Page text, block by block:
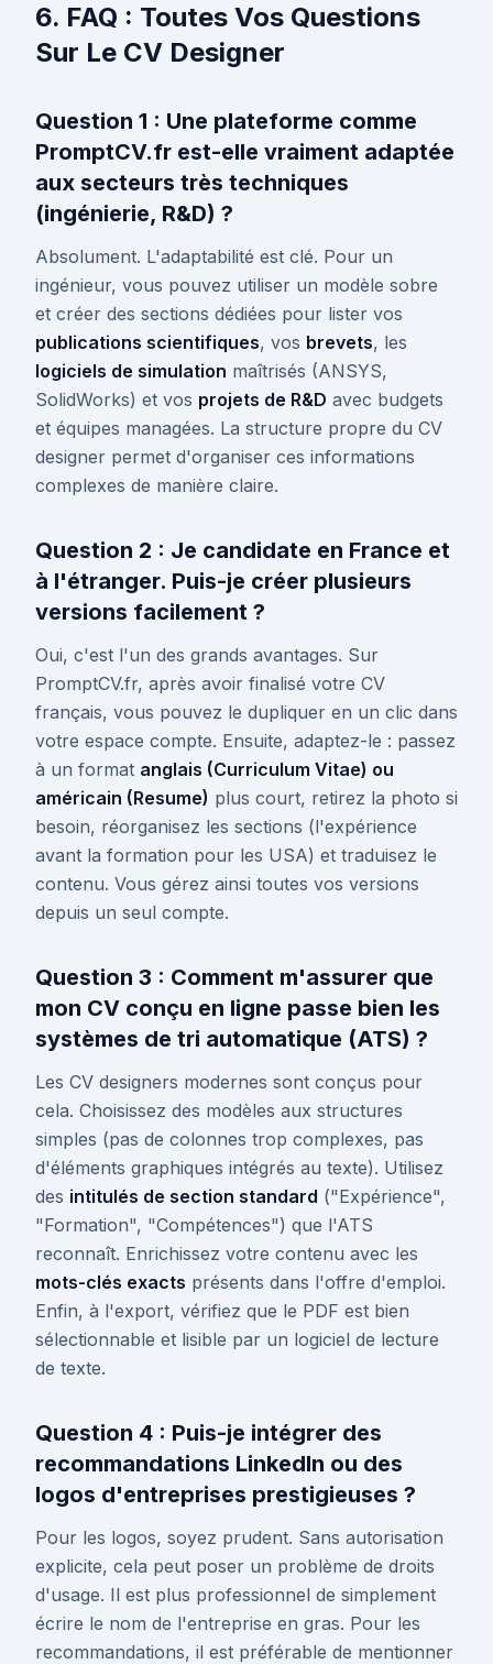
6. FAQ : Toutes Vos Questions
Sur Le CV Designer
Question 1 : Une plateforme comme
PromptCV.fr est-elle vraiment adaptée
aux secteurs très techniques
(ingénierie, R&D) ?
Absolument. L'adaptabilité est clé. Pour un
ingénieur, vous pouvez utiliser un modèle sobre
et créer des sections dédiées pour lister vos
publications scientifiques, vos brevets, les
logiciels de simulation maîtrisés (ANSYS,
SolidWorks) et vos projets de R&D avec budgets
et équipes managées. La structure propre du CV
designer permet d'organiser ces informations
complexes de manière claire.
Question 2 : Je candidate en France et
à l'étranger. Puis-je créer plusieurs
versions facilement ?
Oui, c'est l'un des grands avantages. Sur
PromptCV.fr, après avoir finalisé votre CV
français, vous pouvez le dupliquer en un clic dans
votre espace compte. Ensuite, adaptez-le : passez
à un format anglais (Curriculum Vitae) ou
américain (Resume) plus court, retirez la photo si
besoin, réorganisez les sections (l'expérience
avant la formation pour les USA) et traduisez le
contenu. Vous gérez ainsi toutes vos versions
depuis un seul compte.
Question 3 : Comment m'assurer que
mon CV conçu en ligne passe bien les
systèmes de tri automatique (ATS) ?
Les CV designers modernes sont conçus pour
cela. Choisissez des modèles aux structures
simples (pas de colonnes trop complexes, pas
d'éléments graphiques intégrés au texte). Utilisez
des intitulés de section standard ("Expérience",
"Formation", "Compétences") que l'ATS
reconnaît. Enrichissez votre contenu avec les
mots-clés exacts présents dans l'offre d'emploi.
Enfin, à l'export, vérifiez que le PDF est bien
sélectionnable et lisible par un logiciel de lecture
de texte.
Question 4 : Puis-je intégrer des
recommandations LinkedIn ou des
logos d'entreprises prestigieuses ?
Pour les logos, soyez prudent. Sans autorisation
explicite, cela peut poser un problème de droits
d'usage. Il est plus professionnel de simplement
écrire le nom de l'entreprise en gras. Pour les
recommandations, il est préférable de mentionner